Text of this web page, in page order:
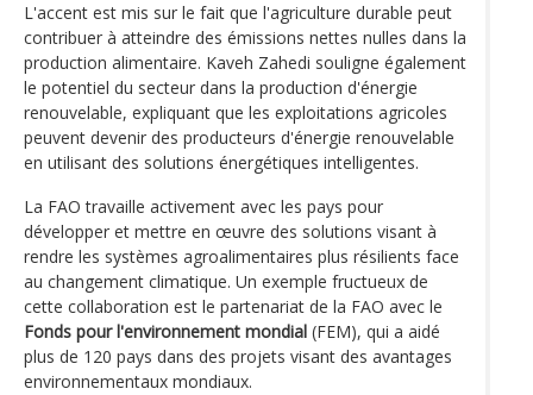
L'accent est mis sur le fait que l'agriculture durable peut
contribuer à atteindre des émissions nettes nulles dans la
production alimentaire. Kaveh Zahedi souligne également
le potentiel du secteur dans la production d'énergie
renouvelable, expliquant que les exploitations agricoles
peuvent devenir des producteurs d'énergie renouvelable
en utilisant des solutions énergétiques intelligentes.
La FAO travaille activement avec les pays pour
développer et mettre en œuvre des solutions visant à
rendre les systèmes agroalimentaires plus résilients face
au changement climatique. Un exemple fructueux de
cette collaboration est le partenariat de la FAO avec le
Fonds pour l'environnement mondial (FEM), qui a aidé
plus de 120 pays dans des projets visant des avantages
environnementaux mondiaux.